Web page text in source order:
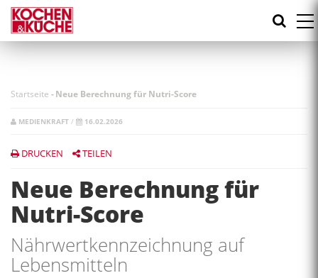
Direkt
zum
Inhalt
Startseite -Neue Berechnung für Nutri-Score
MEDIENKRAFT / 16.02.2026
DRUCKEN TEILEN
Neue Berechnung für
Nutri-Score
Nährwertkennzeichnung auf
Lebensmitteln